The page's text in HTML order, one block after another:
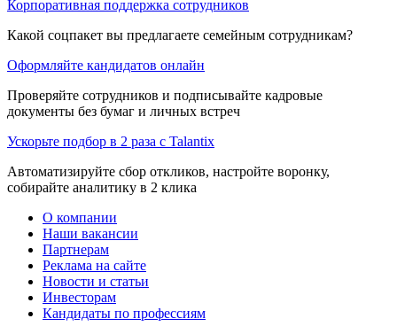
Корпоративная поддержка сотрудников
Какой соцпакет вы предлагаете семейным сотрудникам?
Оформляйте кандидатов онлайн
Проверяйте сотрудников и подписывайте кадровые
документы без бумаг и личных встреч
Ускорьте подбор в 2 раза с Talantix
Автоматизируйте сбор откликов, настройте воронку,
собирайте аналитику в 2 клика
О компании
Наши вакансии
Партнерам
Реклама на сайте
Новости и статьи
Инвесторам
Кандидаты по профессиям